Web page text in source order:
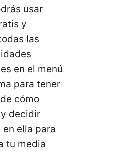
usar
y
las
en el menú
para tener
cómo
decidir
ella para
tu media